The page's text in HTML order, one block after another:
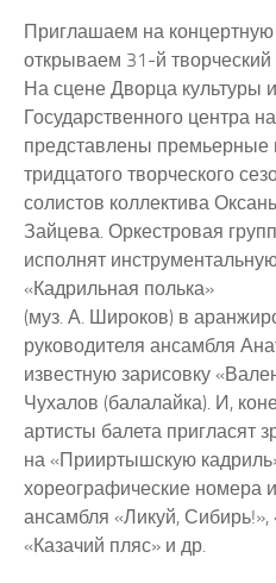
Приглашаем на
открываем 31-й творческий
На сцене Дворца
Государственного центра
представлены премьерные
тридцатого творческого
солистов коллектива
Зайцева. Оркестровая
исполнят
«Кадрильная полька»
(муз. А. Широков) в
руководителя ансамбля
известную зарисовку
Чухалов (балалайка). И,
артисты балета пригласят
на «Прииртышскую
хореографические номера
ансамбля «Ликуй, Сибирь!»,
«Казачий пляс» и др.